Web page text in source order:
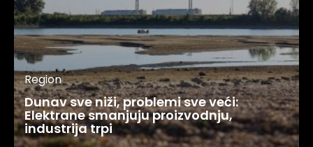
Region
Dunav sve niži, problemi sve veći:
Elektrane smanjuju proizvodnju,
industrija trpi